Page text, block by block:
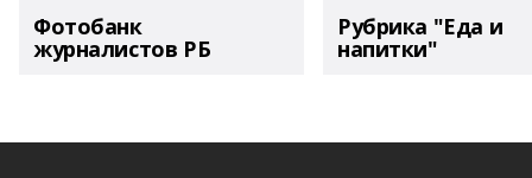
Фотобанк
журналистов РБ
Рубрика "Еда и
напитки"